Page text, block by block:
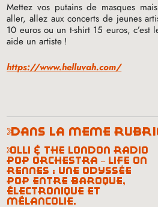
Mettez vos putains de masques
aller, allez aux concerts de jeunes
10 euros ou un t-shirt 15 euros,
aide un artiste !
https://www.helluvah.com/
dans la même
olli & the london radio
pop orchestra – life on
rennes : une odyssée
pop entre baroque,
électronique et
mélancolie.